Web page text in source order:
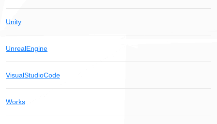
Unity
UnrealEngine
VisualStudioCode
Works